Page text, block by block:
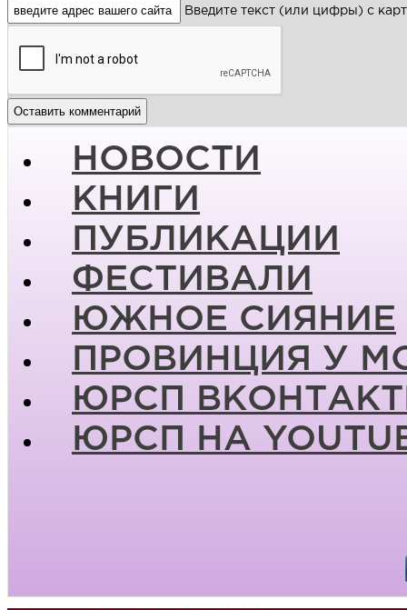
Введите текст (или цифры) с
НОВОСТИ
КНИГИ
ПУБЛИКАЦИИ
ФЕСТИВАЛИ
ЮЖНОЕ СИЯНИЕ
ПРОВИНЦИЯ У
ЮРСП
ЮРСП НА